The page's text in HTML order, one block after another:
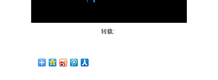
转载: